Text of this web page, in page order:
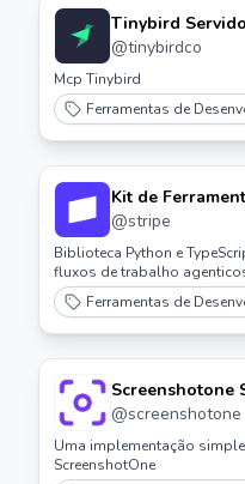
Tinybird
@tinybirdco
Mcp Tinybird
Ferramentas de
Kit de
@stripe
Biblioteca Python e
fluxos de trabalho
Ferramentas de
Screenshotone
@screenshotone
Uma implementação
ScreenshotOne